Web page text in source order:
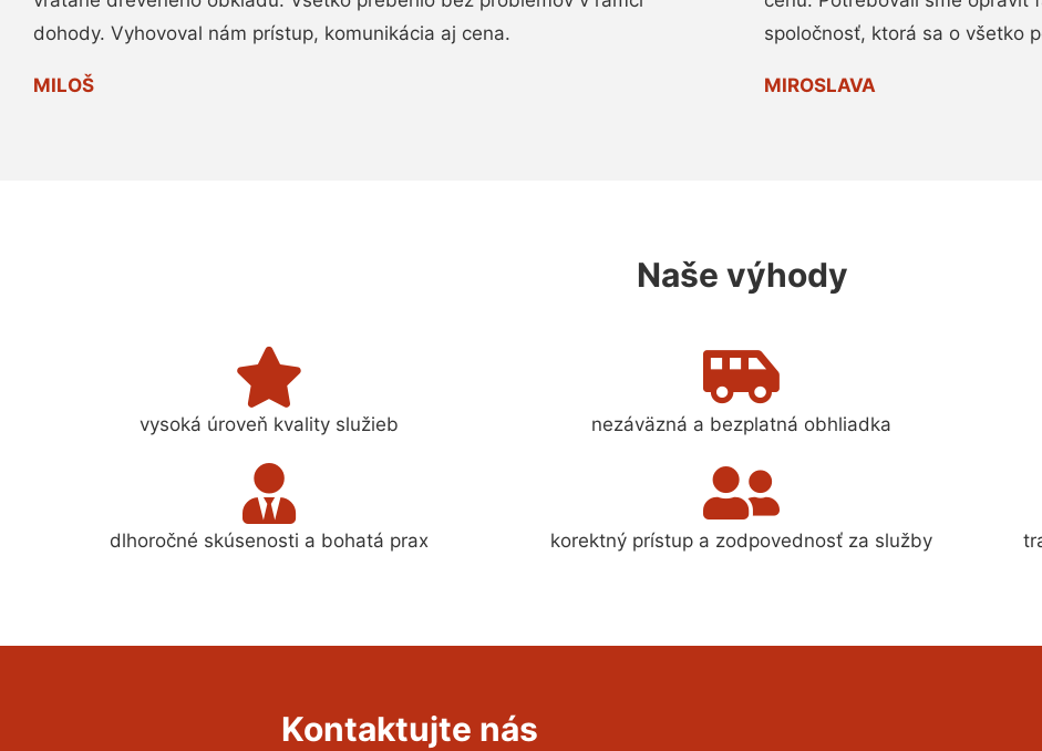
dohody. Vyhovoval nám prístup, komunikácia aj cena.
MILOŠ
spoločnosť, ktorá sa o všetko
MIROSLAVA
Naše výhody
vysoká úroveň kvality služieb nezáväzná a bezplatná obhliadka
dlhoročné skúsenosti a bohatá prax korektný prístup a zodpovednosť za služby
Kontaktujte nás